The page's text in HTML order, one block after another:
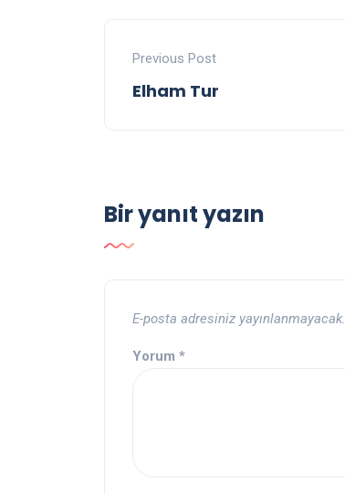
Previous Post
Elham Tur
Bir yanıt yazın
E-posta adresiniz yayınlanmayacak.
Yorum *